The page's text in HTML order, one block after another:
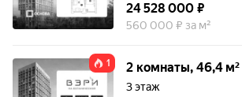
24 528 000 ₽
560 000 ₽ за м²
1 2 комнаты, 46,4 м²
3 этаж